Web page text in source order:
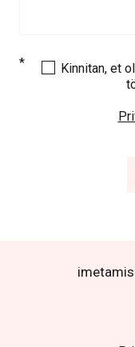
Kinnitan, et